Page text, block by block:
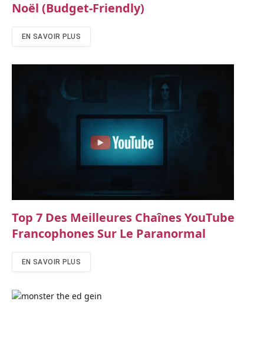
Noël (budget-Friendly)
EN SAVOIR PLUS
Top 7 Des Meilleures Chaînes YouTube
Francophones Sur Le Paranormal
EN SAVOIR PLUS